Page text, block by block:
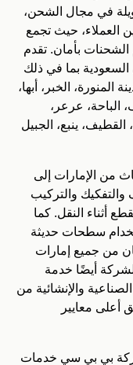
في مجال الشحن،
العملاء، حيث تجمع
بأمان. تقدم
بما في ذلك
المنورة، الخبر، أبها،
الباحة، عرعر،
ينبع، الجبيل
من الإمارات إلى
والتفكيك والتركيب
أثناء النقل. كما
سطحات حديثة
من جميع إمارات
أيضًا خدمة
والإنشائية من
أعلى معايير
بي بي سي خدمات